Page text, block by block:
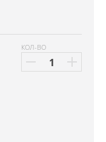
КОЛ-ВО